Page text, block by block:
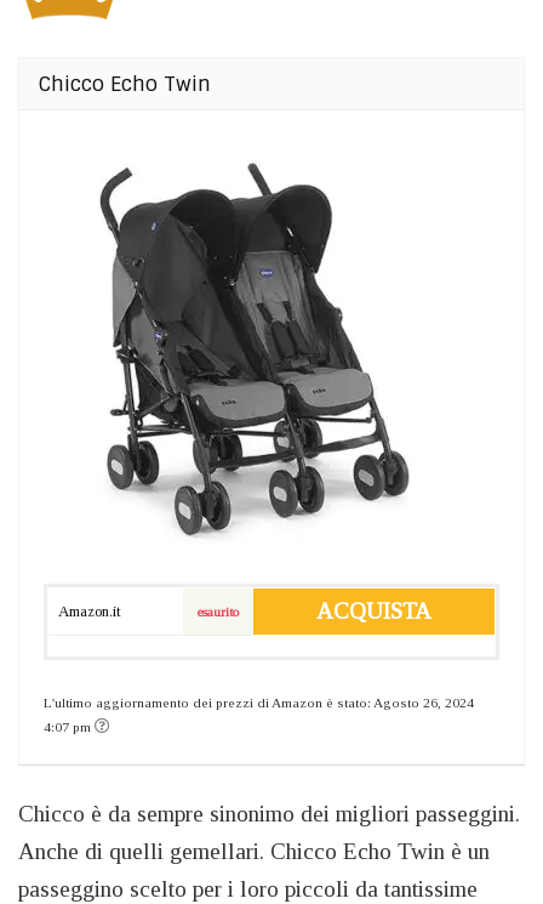
Chicco Echo Twin
Amazon.it esaurito ACQUISTA
L'ultimo aggiornamento dei prezzi di Amazon è stato: Agosto 26, 2024
4:07 pm
Chicco è da sempre sinonimo dei migliori passeggini.
Anche di quelli gemellari. Chicco Echo Twin è un
passeggino scelto per i loro piccoli da tantissime